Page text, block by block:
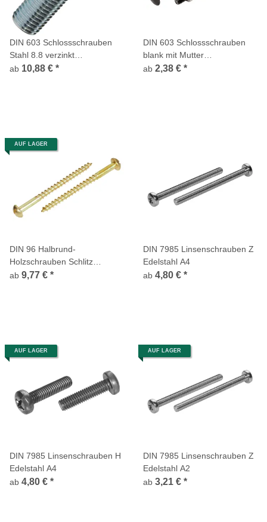
DIN 603 Schlossschrauben
Stahl 8.8 verzinkt
Vierkantansatz
ab 10,88 € *
DIN 603 Schlossschrauben
blank mit Mutter
Vierkantansatz
ab 2,38 € *
AUF LAGER
DIN 96 Halbrund-
Holzschrauben Schlitz
Messing
ab 9,77 € *
DIN 7985 Linsenschrauben Z
Edelstahl A4
ab 4,80 € *
AUF LAGER
DIN 7985 Linsenschrauben H
Edelstahl A4
ab 4,80 € *
AUF LAGER
DIN 7985 Linsenschrauben Z
Edelstahl A2
ab 3,21 € *